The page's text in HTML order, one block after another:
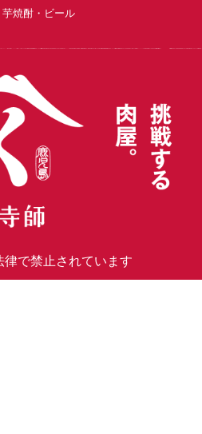
芋焼酎・ビール
律で禁止されています